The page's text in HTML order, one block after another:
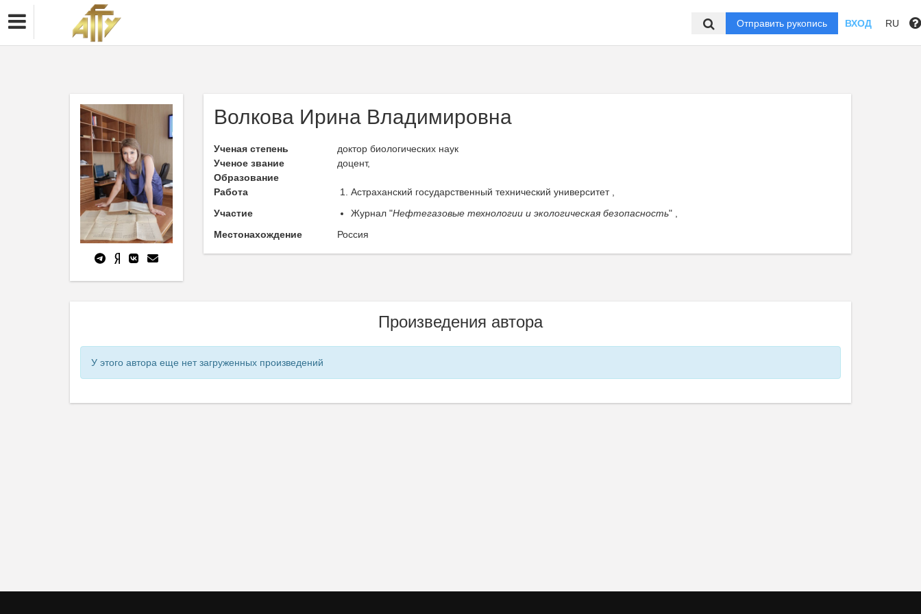
Отправить рукопись ВХОД RU
Волкова Ирина Владимировна
Ученая степень
доктор биологических наук
Ученое звание
доцент,
Образование
Работа
Астраханский государственный технический университет ,
Участие
Журнал "Нефтегазовые технологии и экологическая безопасность" ,
Местонахождение
Россия
Произведения автора
У этого автора еще нет загруженных произведений